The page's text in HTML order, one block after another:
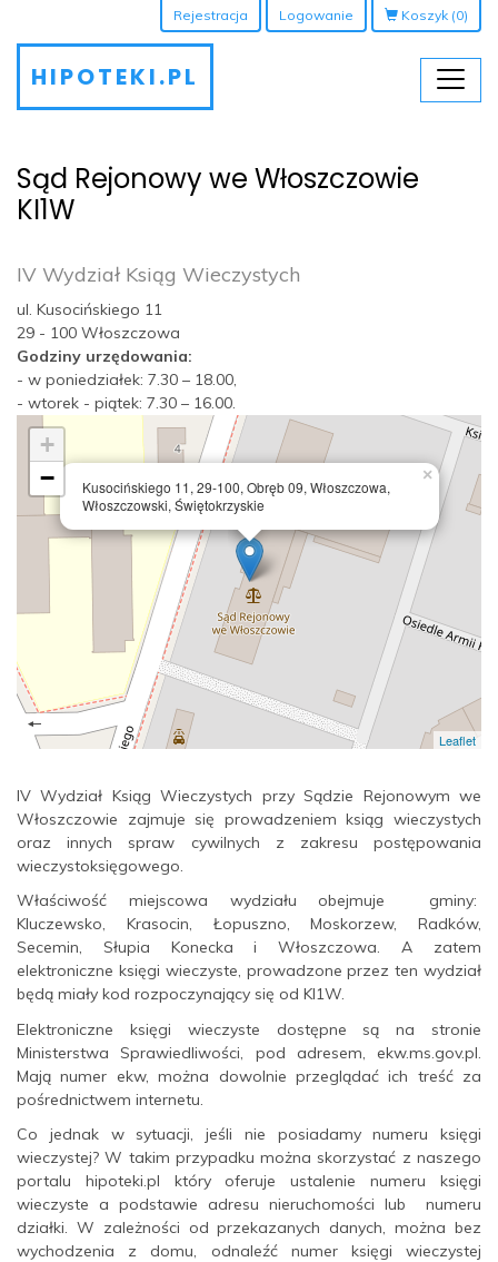
Rejestracja Logowanie Koszyk (0)
HIPOTEKI.PL
Sąd Rejonowy we Włoszczowie
KI1W
IV Wydział Ksiąg Wieczystych
ul. Kusocińskiego 11
29 - 100 Włoszczowa
Godziny urzędowania:
- w poniedziałek: 7.30 – 18.00,
- wtorek - piątek: 7.30 – 16.00.
Kusocińskiego 11, 29-100, Obręb 09, Włoszczowa,
Włoszczowski, Świętokrzyskie
×
+
−
Leaflet
IV Wydział Ksiąg Wieczystych przy Sądzie Rejonowym we
Włoszczowie zajmuje się prowadzeniem ksiąg wieczystych
oraz innych spraw cywilnych z zakresu postępowania
wieczystoksięgowego.
Właściwość miejscowa wydziału obejmuje gminy:
Kluczewsko, Krasocin, Łopuszno, Moskorzew, Radków,
Secemin, Słupia Konecka i Włoszczowa. A zatem
elektroniczne księgi wieczyste, prowadzone przez ten wydział
będą miały kod rozpoczynający się od KI1W.
Elektroniczne księgi wieczyste dostępne są na stronie
Ministerstwa Sprawiedliwości, pod adresem, ekw.ms.gov.pl.
Mają numer ekw, można dowolnie przeglądać ich treść za
pośrednictwem internetu.
Co jednak w sytuacji, jeśli nie posiadamy numeru księgi
wieczystej? W takim przypadku można skorzystać z naszego
portalu hipoteki.pl który oferuje ustalenie numeru księgi
wieczyste a podstawie adresu nieruchomości lub numeru
działki. W zależności od przekazanych danych, można bez
wychodzenia z domu, odnaleźć numer księgi wieczystej